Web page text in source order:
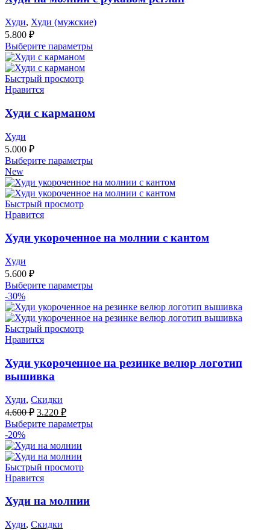
Худи, Худи (мужские)
5.800 ₽
Выберите параметры
Быстрый просмотр
Нравится
Худи с карманом
Худи
5.000 ₽
Выберите параметры
New
Быстрый просмотр
Нравится
Худи укороченное на молнии с кантом
Худи
5.600 ₽
Выберите параметры
-30%
Быстрый просмотр
Нравится
Худи укороченное на резинке велюр логотип
вышивка
Худи, Скидки
4.600₽ Первоначальная
цена
составляла
4.600 ₽.
3.220 ₽Текущая
цена:
Выберите параметры
-20%
Быстрый просмотр
Нравится
Худи на молнии
Худи, Скидки